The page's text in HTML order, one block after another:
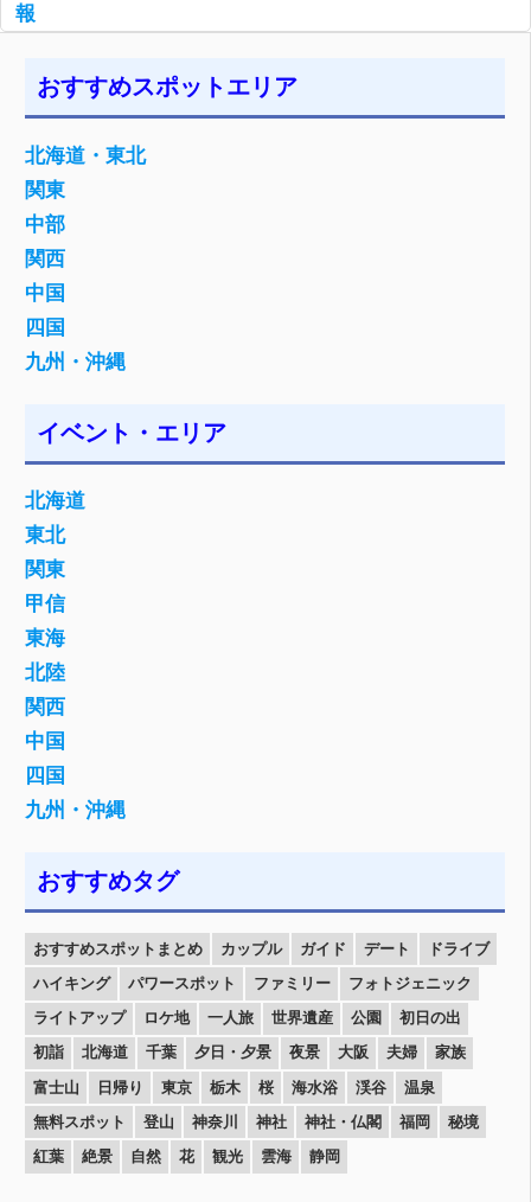
報
おすすめスポットエリア
北海道・東北
関東
中部
関西
中国
四国
九州・沖縄
イベント・エリア
北海道
東北
関東
甲信
東海
北陸
関西
中国
四国
九州・沖縄
おすすめタグ
おすすめスポットまとめ カップル ガイド デート
ドライブ
ハイキング
パワースポット ファミリー
フォトジェニック
ライトアップ
ロケ地 一人旅 世界遺産 公園
初日の出
初詣
北海道 千葉 夕日・夕景 夜景 大阪 夫婦
家族
富士山
日帰り 東京 栃木 桜 海水浴 渓谷
温泉
無料スポット
登山 神奈川 神社 神社・仏閣 福岡
秘境
紅葉
絶景 自然 花 観光 雲海 静岡